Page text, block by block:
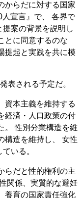
からだに対する国家
宣言』で、 各界で
案の背景を説明し
とに同意するのな
提起と実践を共に模
表される予定だ。
資本主義を維持する
経済・人口政策の付
。 性別分業構造を維
構造を維持し、 女性
いる。
らだと性的権利の主
関係、実質的な避妊
養育の国家責任強化